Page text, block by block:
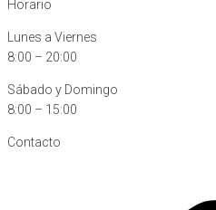
Horario
Lunes a Viernes
8:00 – 20:00
Sábado y Domingo
8:00 – 15:00
Contacto